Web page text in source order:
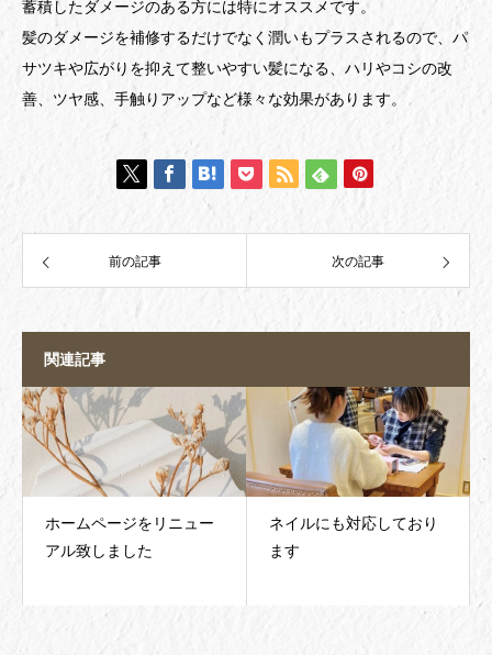
蓄積したダメージのある方には特にオススメです。
髪のダメージを補修するだけでなく潤いもプラスされるので、パ
サツキや広がりを抑えて整いやすい髪になる、ハリやコシの改
善、ツヤ感、手触りアップなど様々な効果があります。
前の記事 次の記事
関連記事
ホームページをリニュー
アル致しました
ネイルにも対応しており
ます